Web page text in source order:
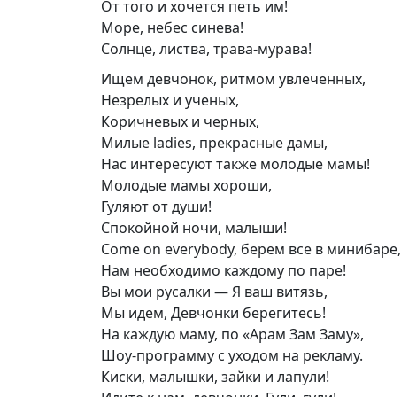
От того и хочется петь им!
Море, небес синева!
Солнце, листва, трава-мурава!
Ищем девчонок, ритмом увлеченных,
Незрелых и ученых,
Коричневых и черных,
Милые ladies, прекрасные дамы,
Нас интересуют также молодые мамы!
Молодые мамы хороши,
Гуляют от души!
Спокойной ночи, малыши!
Come on everybody, берем все в минибаре,
Нам необходимо каждому по паре!
Вы мои русалки — Я ваш витязь,
Мы идем, Девчонки берегитесь!
На каждую маму, по «Арам Зам Заму»,
Шоу-программу с уходом на рекламу.
Киски, малышки, зайки и лапули!